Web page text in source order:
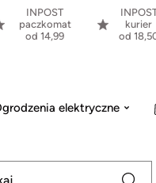
INPOST
paczkomat
od 14,99
kurier
od
elektryczne